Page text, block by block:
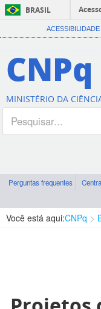
BRASIL
ACESSIBILIDADE
CNPq
MINISTÉRIO DA
Perguntas frequentes
Você está aqui:CNPq